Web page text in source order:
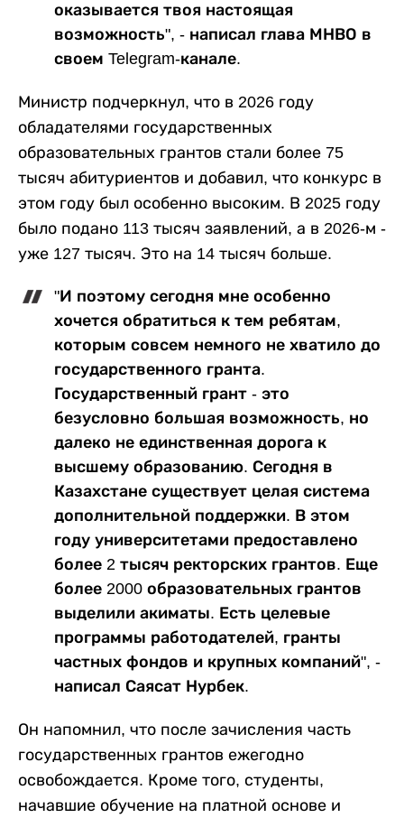
оказывается твоя настоящая
возможность", - написал глава МНВО в
своем Telegram-канале.
Министр подчеркнул, что в 2026 году
обладателями государственных
образовательных грантов стали более 75
тысяч абитуриентов и добавил, что конкурс в
этом году был особенно высоким. В 2025 году
было подано 113 тысяч заявлений, а в 2026-м -
уже 127 тысяч. Это на 14 тысяч больше.
"И поэтому сегодня мне особенно
хочется обратиться к тем ребятам,
которым совсем немного не хватило до
государственного гранта.
Государственный грант - это
безусловно большая возможность, но
далеко не единственная дорога к
высшему образованию. Сегодня в
Казахстане существует целая система
дополнительной поддержки. В этом
году университетами предоставлено
более 2 тысяч ректорских грантов. Еще
более 2000 образовательных грантов
выделили акиматы. Есть целевые
программы работодателей, гранты
частных фондов и крупных компаний", -
написал Саясат Нурбек.
Он напомнил, что после зачисления часть
государственных грантов ежегодно
освобождается. Кроме того, студенты,
начавшие обучение на платной основе и